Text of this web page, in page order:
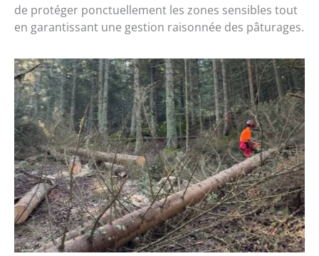
de protéger ponctuellement les zones sensibles tout
en garantissant une gestion raisonnée des pâturages.